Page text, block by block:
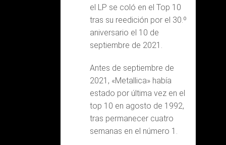
el LP se coló en el Top 10
tras su reedición por el 30.º
aniversario el 10 de
septiembre de 2021.
Antes de septiembre de
2021, «Metallica» había
estado por última vez en el
top 10 en agosto de 1992,
tras permanecer cuatro
semanas en el número 1.